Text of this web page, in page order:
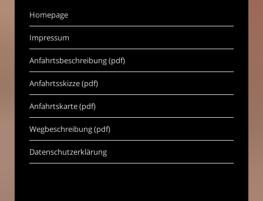
Homepage
Impressum
Anfahrtsbeschreibung (pdf)
Anfahrtsskizze (pdf)
Anfahrtskarte (pdf)
Wegbeschreibung (pdf)
Datenschutzerklärung